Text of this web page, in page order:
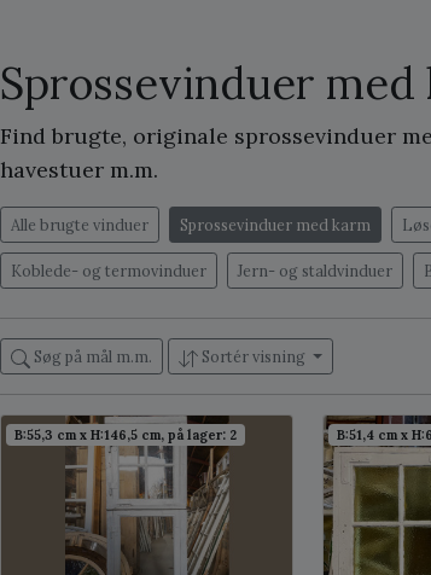
Sprossevinduer med
Find brugte, originale sprossevinduer
havestuer m.m.
Alle brugte vinduer Sprossevinduer med karm
Koblede- og termovinduer Jern- og staldvinduer
Søg på mål m.m. Sortér visning
B:55,3 cm x H:146,5 cm, på lager: 2 B:51,4 cm x